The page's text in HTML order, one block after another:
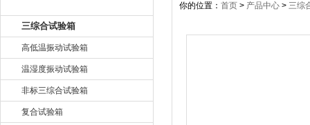
三综合试验箱
高低温振动试验箱
温湿度振动试验箱
非标三综合试验箱
复合试验箱
你的位置： 首页 > 产品中心 > 三综